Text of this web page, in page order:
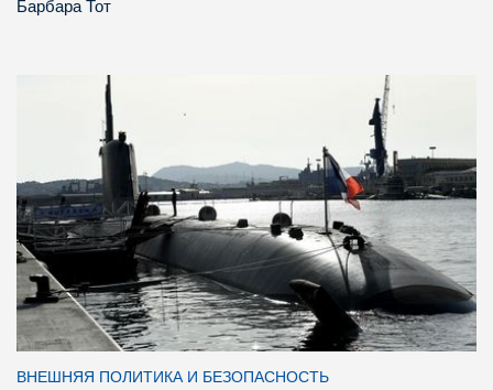
Барбара Тот
ВНЕШНЯЯ ПОЛИТИКА И БЕЗОПАСНОСТЬ